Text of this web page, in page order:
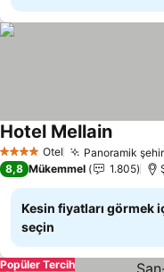
4 Yıldız Otel Panoramik
Hotel Mellain
8,8 Mükemmel 1.805
Kesin fiyatları görmek
seçin
Popüler Tercih